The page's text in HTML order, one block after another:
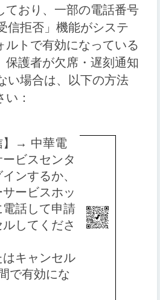
ており、一部の電話番号
信拒否」機能がシステ
ルトで有効になっている
保護者が欠席・遅刻通知
い場合は、以下の方法
：
】→ 中華電
ビスセンタ
ンするか、
ービスホッ
電話して申請
してくださ
はキャンセル
で有効にな